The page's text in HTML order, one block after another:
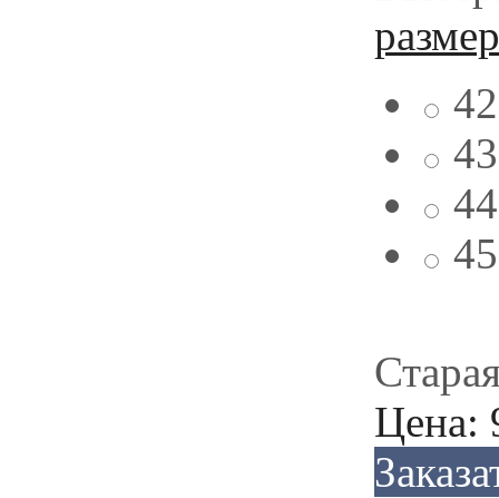
размер
42
43
44
45
Цена: